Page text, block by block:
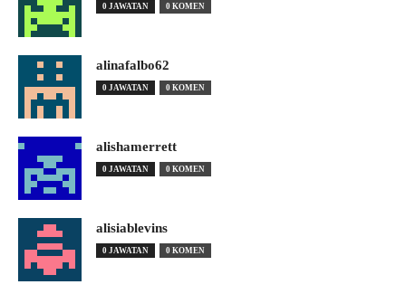
0 JAWATAN 0 KOMEN
alinafalbo62
0 JAWATAN 0 KOMEN
alishamerrett
0 JAWATAN 0 KOMEN
alisiablevins
0 JAWATAN 0 KOMEN